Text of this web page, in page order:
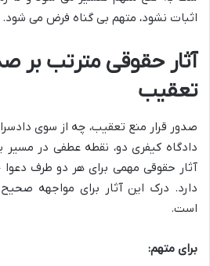
اثبات نشود، متهم بی گناه فرض می شود.
آثار حقوقی مترتب بر
تعقیب
صدور قرار منع تعقیب، چه از سوی
دادگاه کیفری دو، نقطه عطفی در
آثار حقوقی مهمی برای هر دو طرف
دارد. درک این آثار برای مواجهه صحیح
است.
برای متهم: